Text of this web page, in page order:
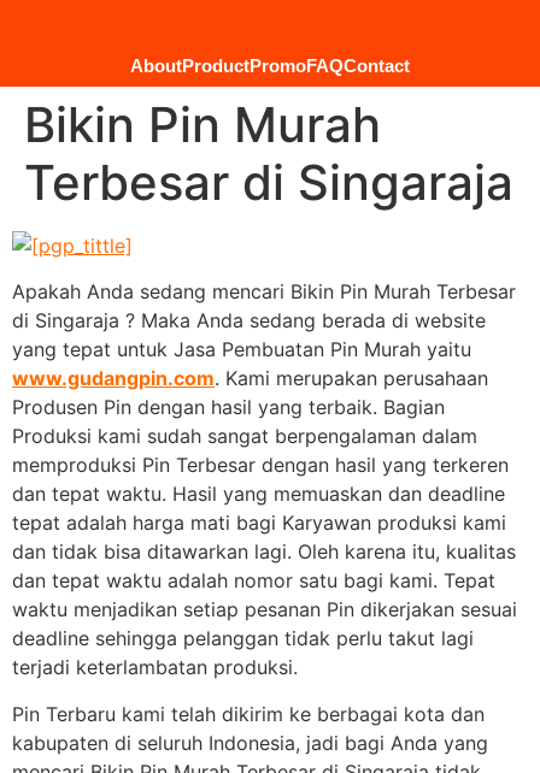
AboutProductPromoFAQContact
Bikin Pin Murah
Terbesar di Singaraja
Apakah Anda sedang mencari Bikin Pin Murah Terbesar
di Singaraja ? Maka Anda sedang berada di website
yang tepat untuk Jasa Pembuatan Pin Murah yaitu
www.gudangpin.com. Kami merupakan perusahaan
Produsen Pin dengan hasil yang terbaik. Bagian
Produksi kami sudah sangat berpengalaman dalam
memproduksi Pin Terbesar dengan hasil yang terkeren
dan tepat waktu. Hasil yang memuaskan dan deadline
tepat adalah harga mati bagi Karyawan produksi kami
dan tidak bisa ditawarkan lagi. Oleh karena itu, kualitas
dan tepat waktu adalah nomor satu bagi kami. Tepat
waktu menjadikan setiap pesanan Pin dikerjakan sesuai
deadline sehingga pelanggan tidak perlu takut lagi
terjadi keterlambatan produksi.
Pin Terbaru kami telah dikirim ke berbagai kota dan
kabupaten di seluruh Indonesia, jadi bagi Anda yang